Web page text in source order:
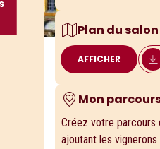
Plan du salon
AFFICHER
Mon
Créez votre parcours
ajoutant les vignerons